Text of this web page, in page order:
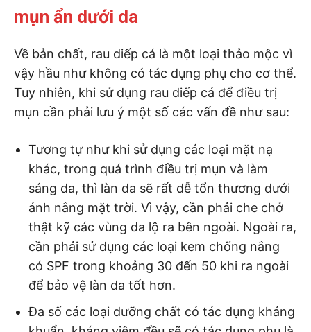
mụn ẩn dưới da
Về bản chất, rau diếp cá là một loại thảo mộc vì
vậy hầu như không có tác dụng phụ cho cơ thể.
Tuy nhiên, khi sử dụng rau diếp cá để điều trị
mụn cần phải lưu ý một số các vấn đề như sau:
Tương tự như khi sử dụng các loại mặt nạ
khác, trong quá trình điều trị mụn và làm
sáng da, thì làn da sẽ rất dễ tổn thương dưới
ánh nắng mặt trời. Vì vậy, cần phải che chở
thật kỹ các vùng da lộ ra bên ngoài. Ngoài ra,
cần phải sử dụng các loại kem chống nắng
có SPF trong khoảng 30 đến 50 khi ra ngoài
để bảo vệ làn da tốt hơn.
Đa số các loại dưỡng chất có tác dụng kháng